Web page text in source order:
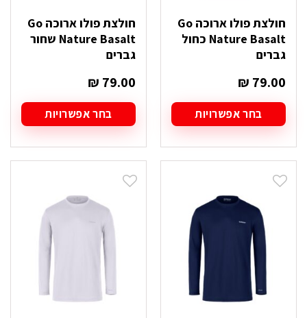
חולצת פולו ארוכה Go
Nature Basalt כחול
גברים
₪ 79.00
בחר אפשרויות
זה
יש
סוגים.
לבחור
האפשרויות
בעמוד
חולצת פולו ארוכה Go
Nature Basalt שחור
גברים
₪ 79.00
בחר אפשרויות
זה
יש
סוגים.
לבחור
האפשרויות